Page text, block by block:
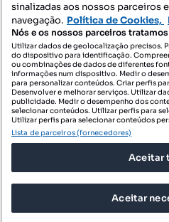
Contacte-nos
SIGA-
© 2026 Imovirtual.com,
sinalizadas aos nossos parceiros
navegação. Política de Cookies,
Nós e os nossos parceiros
Utilizar dados de geolocalização precisos.
do dispositivo para identificação.
ou combinações de dados de diferentes
informações num dispositivo. Medir o
para personalizar conteúdos. Criar perfis
Desenvolver e melhorar serviços. Utilizar
publicidade. Medir o desempenho dos
selecionar conteúdos. Utilizar perfis para
Utilizar perfis para selecionar conteúdos
Lista de parceiros (fornecedores)
Aceitar
Aceitar